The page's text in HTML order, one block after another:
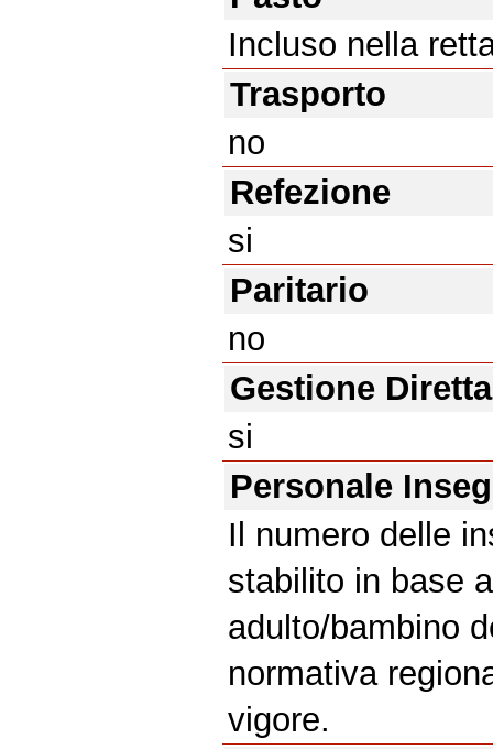
Incluso nella
Trasporto
no
Refezione
si
Paritario
no
Gestione Diretta
si
Personale
Il numero delle
stabilito in base
adulto/bambino
normativa
vigore.